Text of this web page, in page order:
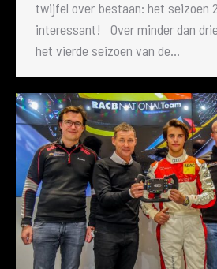
twijfel over bestaan: het seizoen
interessant! Over minder dan
het vierde seizoen van de…